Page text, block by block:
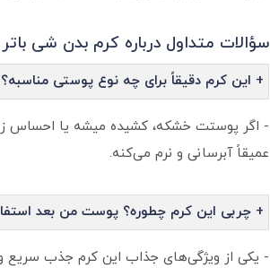
سؤالات متداول درباره کرم بدن شی
+ این کرم دقیقاً برای چه نوع پوستی مناسبه؟
- اگر پوستت خشکه، کشیده میشه یا احساس
عمیقاً آبرسانی و نرم می‌کنه.
+ چربی این کرم چطوره؟ پوست من بعد
- یکی از ویژگی‌های جذاب این کرم جذب سریع